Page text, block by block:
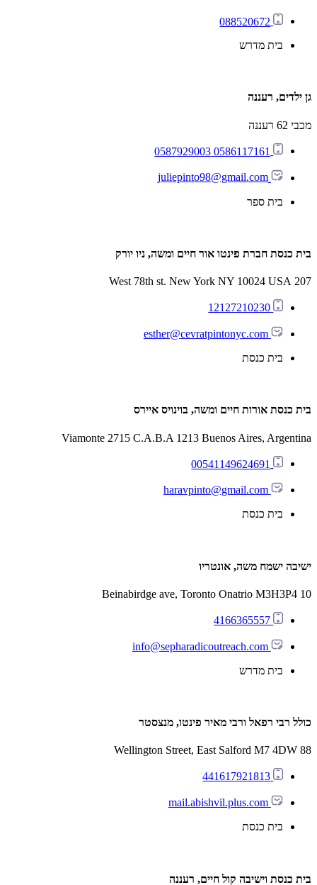
088520672
בית מדרש
גן ילדים, רעננה
מכבי 62 רעננה
0586117161 0587929003
juliepinto98@gmail.com
בית ספר
בית כנסת חברת פינטו אור חיים ומשה, ניו יורק
207 West 78th st. New York NY 10024 USA
12127210230
esther@cevratpintonyc.com
בית כנסת
בית כנסת אורות חיים ומשה, בוינויס איירס
Viamonte 2715 C.A.B.A 1213 Buenos Aires, Argentina
00541149624691
haravpinto@gmail.com
בית כנסת
ישיבה ישמח משה, אונטריו
10 Beinabirdge ave, Toronto Onatrio M3H3P4
4166365557
info@sepharadicoutreach.com
בית מדרש
כולל רבי רפאל ורבי מאיר פינטו, מנצסטר
88 Wellington Street, East Salford M7 4DW
441617921813
mail.abishvil.plus.com
בית כנסת
בית כנסת וישיבה קול חיים, רעננה